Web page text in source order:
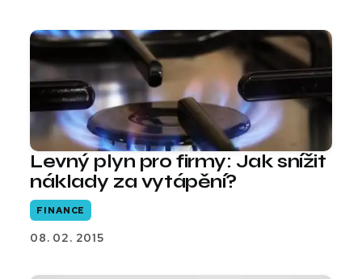
Levný plyn pro firmy: Jak snížit
náklady za vytápění?
FINANCE
08. 02. 2015